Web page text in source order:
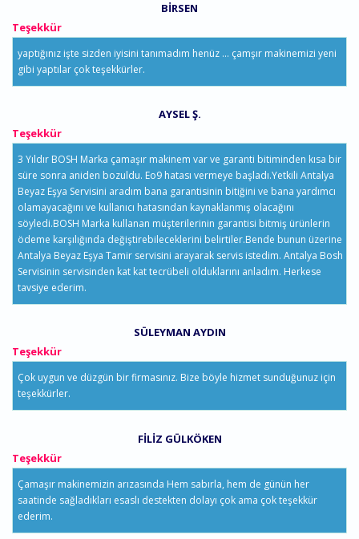
BIRSEN
Teşekkür
yaptığınız işte sizden iyisini tanımadım henüz ... çamşır makinemizi yeni
gibi yaptılar çok teşekkürler.
AYSEL Ş.
Teşekkür
3 Yıldır BOSH Marka çamaşır makinem var ve garanti bitiminden kısa bir
süre sonra aniden bozuldu. Eo9 hatası vermeye başladı.Yetkili Antalya
Beyaz Eşya Servisini aradım bana garantisinin bitiğini ve bana yardımcı
olamayacağını ve kullanıcı hatasından kaynaklanmış olacağını
söyledi.BOSH Marka kullanan müşterilerinin garantisi bitmiş ürünlerin
ödeme karşılığında değiştirebileceklerini belirtiler.Bende bunun üzerine
Antalya Beyaz Eşya Tamir servisini arayarak servis istedim. Antalya Bosh
Servisinin servisinden kat kat tecrübeli olduklarını anladım. Herkese
tavsiye ederim.
SÜLEYMAN AYDIN
Teşekkür
Çok uygun ve düzgün bir firmasınız. Bize böyle hizmet sunduğunuz için
teşekkürler.
FILIZ GÜLKÖKEN
Teşekkür
Çamaşır makinemizin arızasında Hem sabırla, hem de günün her
saatinde sağladıkları esaslı destekten dolayı çok ama çok teşekkür
ederim.